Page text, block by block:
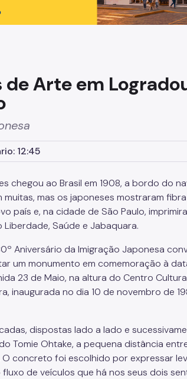
Arte em
12:45
chegou ao Brasil em 1908, a bordo do
mas os japoneses mostraram
país e, na cidade de São Paulo,
Saúde e Jabaquara.
Aniversário da Imigração Japonesa
um monumento em comemoração à
23 de Maio, na altura do Centro
inaugurada no dia 10 de novembro de
dispostas lado a lado e
Tomie Ohtake, a pequena distância
concreto foi escolhido por expressar
de veículos que há nos seus dois